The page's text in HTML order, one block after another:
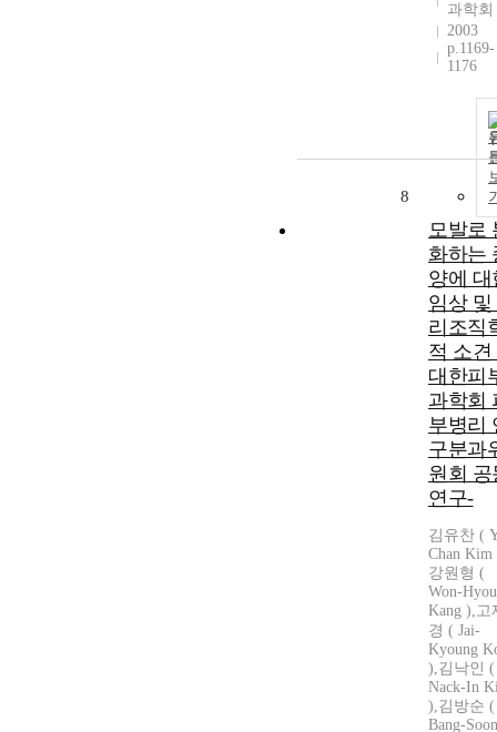
과학회
2003
p.1169-
1176
8
모발로
화하는
양에 대
임상 및
리조직
적 소견
대한피
과학회
부병리
구분과
원회 공
연구-
김유찬 (
Chan Kim
강원형 (
Won-
Kang ),고
경 ( Jai-
Kyoung
),김낙인 (
Nack-In
),김방순 (
Bang-Soon